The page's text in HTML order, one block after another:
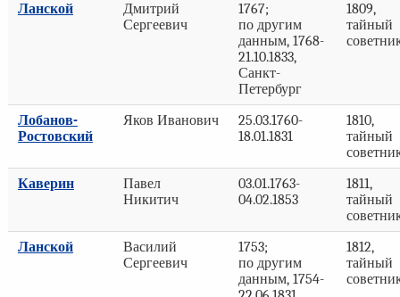
Ланской
Дмитрий
Сергеевич
1767;
по другим
данным, 1768-
21.10.1833,
Санкт-
Петербург
1809,
тайный
Лобанов-
Ростовский
Яков Иванович
25.03.1760-
18.01.1831
1810,
тайный
Каверин
Павел
Никитич
03.01.1763-
04.02.1853
1811,
тайный
Ланской
Василий
Сергеевич
1753;
по другим
данным, 1754-
1812,
тайный